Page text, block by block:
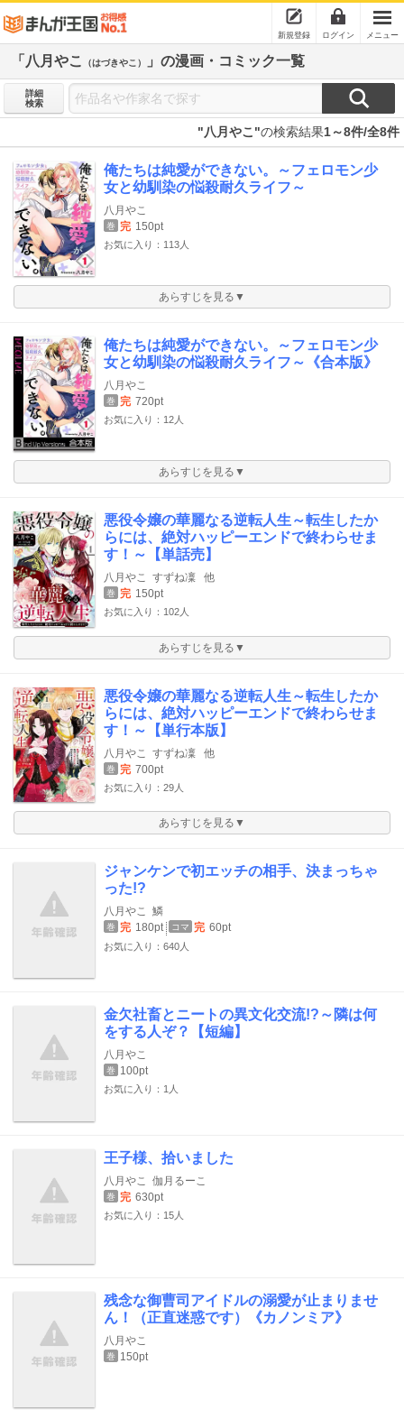
新規登録 ログイン メニュー
「八月やこ （はづきやこ） 」の漫画・コミック一覧
詳細
検索
"八月やこ"の検索結果1～8件/全8件
俺たちは純愛ができない。～フェロモン少
女と幼馴染の悩殺耐久ライフ～
八月やこ
巻 完 150pt
お気に入り：113人
あらすじを見る▼
俺たちは純愛ができない。～フェロモン少
女と幼馴染の悩殺耐久ライフ～《合本版》
八月やこ
巻 完 720pt
お気に入り：12人
あらすじを見る▼
悪役令嬢の華麗なる逆転人生～転生したか
らには、絶対ハッピーエンドで終わらせま
す！～【単話売】
八月やこ すずね凜 他
巻 完 150pt
お気に入り：102人
あらすじを見る▼
悪役令嬢の華麗なる逆転人生～転生したか
らには、絶対ハッピーエンドで終わらせま
す！～【単行本版】
八月やこ すずね凜 他
巻 完 700pt
お気に入り：29人
あらすじを見る▼
ジャンケンで初エッチの相手、決まっちゃ
った!?
八月やこ 鱗
巻 完 180pt コマ 完 60pt
お気に入り：640人
金欠社畜とニートの異文化交流!?～隣は何
をする人ぞ？【短編】
八月やこ
巻 100pt
お気に入り：1人
王子様、拾いました
八月やこ 伽月るーこ
巻 完 630pt
お気に入り：15人
残念な御曹司アイドルの溺愛が止まりませ
ん！（正直迷惑です）《カノンミア》
八月やこ
巻 150pt